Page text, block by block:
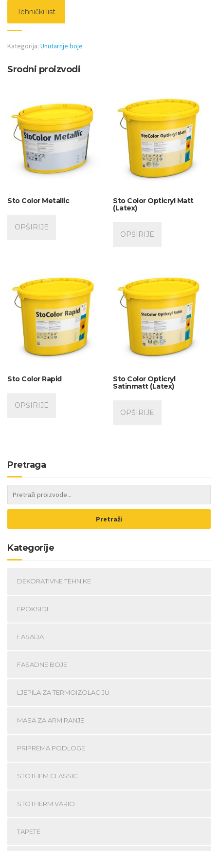
Tehnički list
Kategorija: Unutarnje boje
Srodni proizvodi
Sto Color Metallic
OPŠIRIJE
Sto Color Opticryl Matt
(Latex)
OPŠIRIJE
Sto Color Rapid
OPŠIRIJE
Sto Color Opticryl
Satinmatt (Latex)
OPŠIRIJE
Pretraga
Pretraži
Kategorije
DEKORATIVNE TEHNIKE
EPOKSIDI
FASADA
FASADNE BOJE
LJEPILA ZA TERMOIZOLACIJU
MASA ZA ARMIRANJE
PRIPREMA PODLOGE
STOTHEM CLASSIC
STOTHERM VARIO
TAPETE